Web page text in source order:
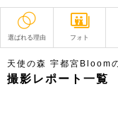
選ばれる理由 フォト
撮影レポート
天使の森 宇都宮Bloom
撮影レポート一覧